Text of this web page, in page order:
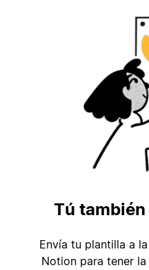
Tú
Envía tu plantilla a
Notion para tener